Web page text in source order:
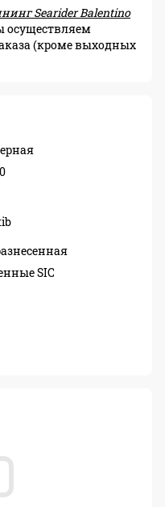
Searider Balentino
(кроме выходных
SIC